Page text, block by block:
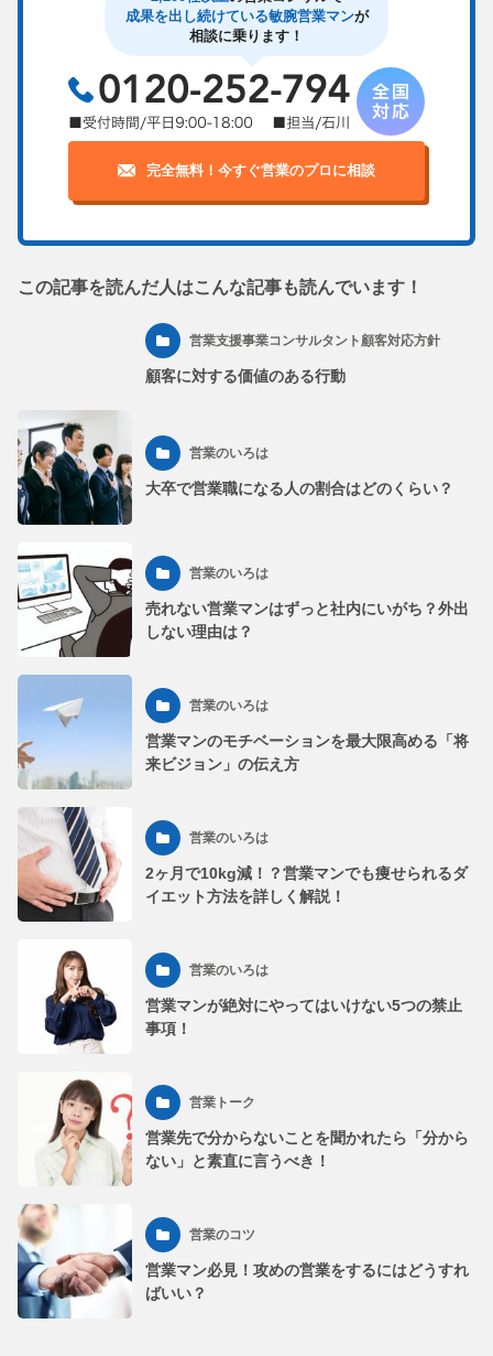
成果を出し続けている敏腕営業マンが
相談に乗ります！
完全無料！今すぐ営業のプロに相談
この記事を読んだ人はこんな記事も読んでいます！
営業支援事業コンサルタント顧客対応方針
顧客に対する価値のある行動
営業のいろは
大卒で営業職になる人の割合はどのくらい？
営業のいろは
売れない営業マンはずっと社内にいがち？外出
しない理由は？
営業のいろは
営業マンのモチベーションを最大限高める「将
来ビジョン」の伝え方
営業のいろは
2ヶ月で10kg減！？営業マンでも痩せられるダ
イエット方法を詳しく解説！
営業のいろは
営業マンが絶対にやってはいけない5つの禁止
事項！
営業トーク
営業先で分からないことを聞かれたら「分から
ない」と素直に言うべき！
営業のコツ
営業マン必見！攻めの営業をするにはどうすれ
ばいい？